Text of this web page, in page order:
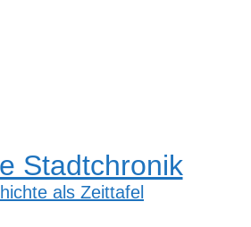
Stadtchronik
als Zeittafel